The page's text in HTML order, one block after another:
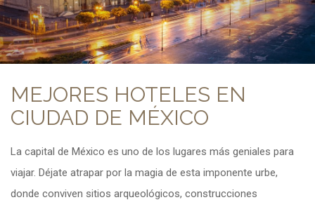
MEJORES HOTELES EN
CIUDAD DE MÉXICO
La capital de México es uno de los lugares más geniales para
viajar. Déjate atrapar por la magia de esta imponente urbe,
donde conviven sitios arqueológicos, construcciones